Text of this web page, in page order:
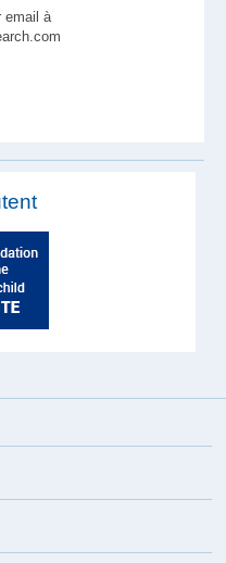
email à